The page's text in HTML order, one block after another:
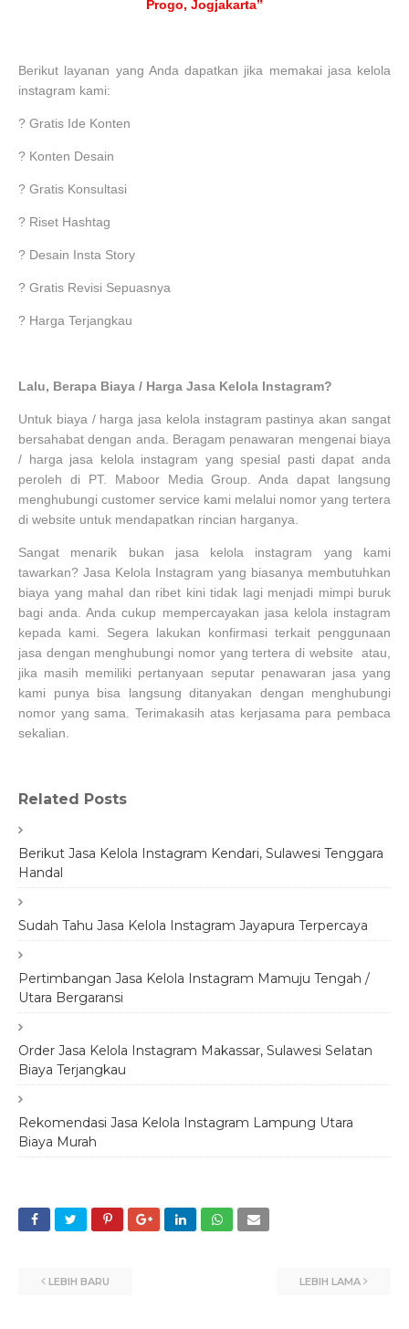
Progo, Jogjakarta”
Berikut layanan yang Anda dapatkan jika memakai jasa kelola
instagram kami:
? Gratis Ide Konten
? Konten Desain
? Gratis Konsultasi
? Riset Hashtag
? Desain Insta Story
? Gratis Revisi Sepuasnya
? Harga Terjangkau
Lalu, Berapa Biaya / Harga Jasa Kelola Instagram?
Untuk biaya / harga jasa kelola instagram pastinya akan sangat
bersahabat dengan anda. Beragam penawaran mengenai biaya
/ harga jasa kelola instagram yang spesial pasti dapat anda
peroleh di PT. Maboor Media Group. Anda dapat langsung
menghubungi customer service kami melalui nomor yang tertera
di website untuk mendapatkan rincian harganya.
Sangat menarik bukan jasa kelola instagram yang kami
tawarkan? Jasa Kelola Instagram yang biasanya membutuhkan
biaya yang mahal dan ribet kini tidak lagi menjadi mimpi buruk
bagi anda. Anda cukup mempercayakan jasa kelola instagram
kepada kami. Segera lakukan konfirmasi terkait penggunaan
jasa dengan menghubungi nomor yang tertera di website atau,
jika masih memiliki pertanyaan seputar penawaran jasa yang
kami punya bisa langsung ditanyakan dengan menghubungi
nomor yang sama. Terimakasih atas kerjasama para pembaca
sekalian.
Related Posts
Berikut Jasa Kelola Instagram Kendari, Sulawesi Tenggara
Handal
Sudah Tahu Jasa Kelola Instagram Jayapura Terpercaya
Pertimbangan Jasa Kelola Instagram Mamuju Tengah /
Utara Bergaransi
Order Jasa Kelola Instagram Makassar, Sulawesi Selatan
Biaya Terjangkau
Rekomendasi Jasa Kelola Instagram Lampung Utara
Biaya Murah
LEBIH BARU LEBIH LAMA